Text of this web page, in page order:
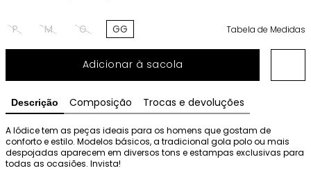
P M G GG Tabela de Medidas
Adicionar à sacola
Descrição Composição Trocas e devoluções
A Iódice tem as peças ideais para os homens que gostam de
conforto e estilo. Modelos básicos, a tradicional gola polo ou mais
despojadas aparecem em diversos tons e estampas exclusivas para
todas as ocasiões. Invista!